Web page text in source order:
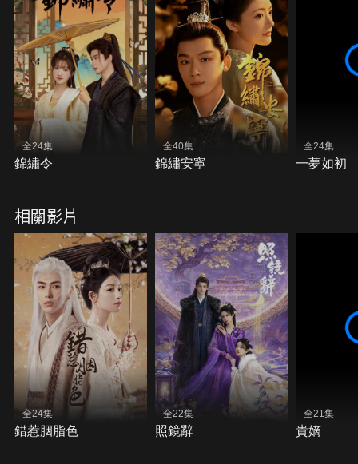
全24集
錦繡令
全40集
錦繡安寧
全24集
一夢如初
相關影片
全24集
錯惹胭脂色
全22集
照鏡辭
全21集
貴嫡